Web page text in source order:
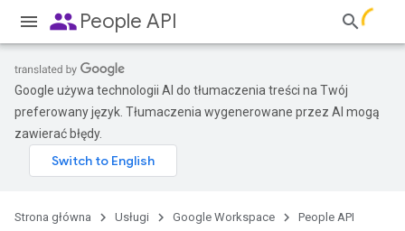
peoplePeople API
Google używa technologii AI do tłumaczenia treści na Twój
preferowany język. Tłumaczenia wygenerowane przez AI mogą
zawierać błędy.
Strona główna Usługi Google Workspace
People API